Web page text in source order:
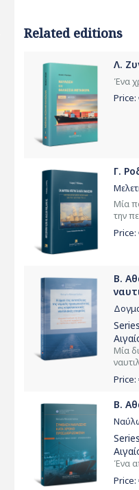
Related editions
Λ.
Ένα
Price:
Γ.
Μία
την
Price:
Β.
Μία
Price:
Β.
Ένα
Price: